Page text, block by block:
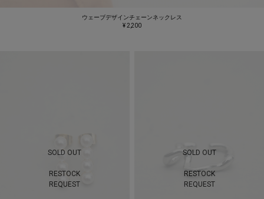
ウェーブデザインチェーンネックレス
¥ 2,200
SOLD OUT
RESTOCK
REQUEST
SOLD OUT
RESTOCK
REQUEST